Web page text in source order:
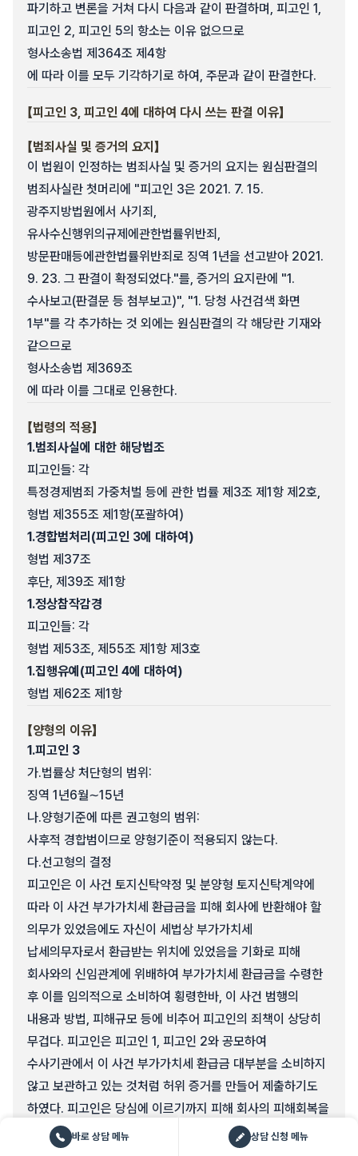
파기하고 변론을 거쳐 다시 다음과 같이 판결하며, 피고인 1,
피고인 2, 피고인 5의 항소는 이유 없으므로
형사소송법 제364조 제4항
에 따라 이를 모두 기각하기로 하여, 주문과 같이 판결한다.
【피고인 3, 피고인 4에 대하여 다시 쓰는 판결 이유】
【범죄사실 및 증거의 요지】
이 법원이 인정하는 범죄사실 및 증거의 요지는 원심판결의
범죄사실란 첫머리에 "피고인 3은 2021. 7. 15.
광주지방법원에서 사기죄,
유사수신행위의규제에관한법률위반죄,
방문판매등에관한법률위반죄로 징역 1년을 선고받아 2021.
9. 23. 그 판결이 확정되었다."를, 증거의 요지란에 "1.
수사보고(판결문 등 첨부보고)", "1. 당청 사건검색 화면
1부"를 각 추가하는 것 외에는 원심판결의 각 해당란 기재와
같으므로
형사소송법 제369조
에 따라 이를 그대로 인용한다.
【법령의 적용】
1.범죄사실에 대한 해당법조
피고인들: 각
특정경제범죄 가중처벌 등에 관한 법률 제3조 제1항 제2호,
형법 제355조 제1항(포괄하여)
1.경합범처리(피고인 3에 대하여)
형법 제37조
후단, 제39조 제1항
1.정상참작감경
피고인들: 각
형법 제53조, 제55조 제1항 제3호
1.집행유예(피고인 4에 대하여)
형법 제62조 제1항
【양형의 이유】
1.피고인 3
가.법률상 처단형의 범위:
징역 1년6월∼15년
나.양형기준에 따른 권고형의 범위:
사후적 경합범이므로 양형기준이 적용되지 않는다.
다.선고형의 결정
피고인은 이 사건 토지신탁약정 및 분양형 토지신탁계약에
따라 이 사건 부가가치세 환급금을 피해 회사에 반환해야 할
의무가 있었음에도 자신이 세법상 부가가치세
납세의무자로서 환급받는 위치에 있었음을 기화로 피해
회사와의 신임관계에 위배하여 부가가치세 환급금을 수령한
후 이를 임의적으로 소비하여 횡령한바, 이 사건 범행의
내용과 방법, 피해규모 등에 비추어 피고인의 죄책이 상당히
무겁다. 피고인은 피고인 1, 피고인 2와 공모하여
수사기관에서 이 사건 부가가치세 환급금 대부분을 소비하지
않고 보관하고 있는 것처럼 허위 증거를 만들어 제출하기도
하였다. 피고인은 당심에 이르기까지 피해 회사의 피해회복을
위한 노력을 하지 않고 있고(피고인은 2018년 1기
바로 상담 메뉴 상담 신청 메뉴